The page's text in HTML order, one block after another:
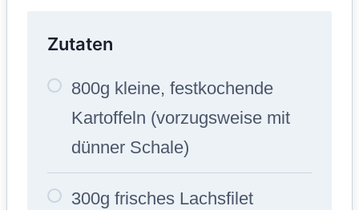
Zutaten
800g kleine, festkochende
Kartoffeln (vorzugsweise mit
dünner Schale)
300g frisches Lachsfilet